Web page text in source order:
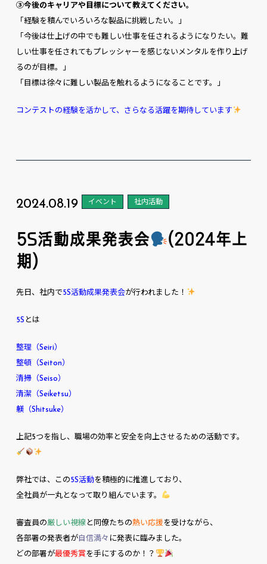
③今後のキャリアや目標について教えてください。
「経験を積んでいろいろな製品に挑戦したい。」
「今後は仕上げの中でも難しい仕事を任されるようになりたい。難
しい仕事を任されてもプレッシャーを感じないメンタルを作り上げ
るのが目標。」
「目標は徐々に難しい製品を触れるようになることです。」
コンテストの経験を活かして、さらなる活躍を期待しています
2024.08.19 イベント 社内活動
5S活動成果発表会
(2024年上
期)
先日、社内で5S活動成果発表会が行われました！
5S とは
整理（Seiri）
整頓（Seiton）
清掃（Seiso）
清潔（Seiketsu）
躾（Shitsuke）
上記5つを指し、職場の効率と安全を向上させるための活動です。
弊社では、この5S活動を積極的に推進しており、
全社員が一丸となって取り組んでいます。
審査員の厳しい視線と同僚たちの熱い応援を受けながら、
各部署の発表者が自信満々 に発表に臨みました。
どの部署が最優秀賞を手にするのか！？